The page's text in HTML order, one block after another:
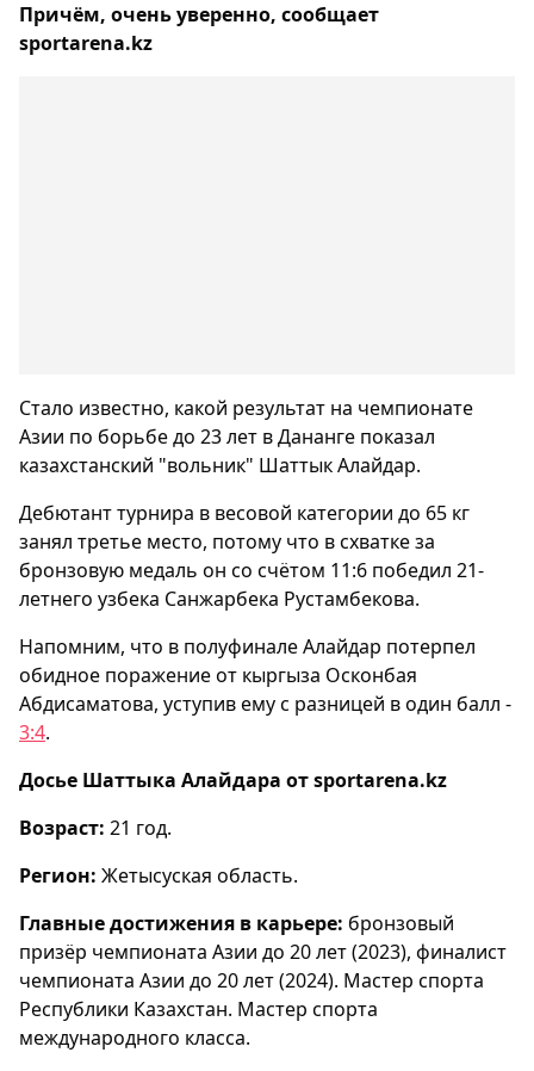
Причём, очень уверенно, сообщает
sportarena.kz
Стало известно, какой результат на чемпионате
Азии по борьбе до 23 лет в Дананге показал
казахстанский "вольник" Шаттык Алайдар.
Дебютант турнира в весовой категории до 65 кг
занял третье место, потому что в схватке за
бронзовую медаль он со счётом 11:6 победил 21-
летнего узбека Санжарбека Рустамбекова.
Напомним, что в полуфинале Алайдар потерпел
обидное поражение от кыргыза Осконбая
Абдисаматова, уступив ему с разницей в один балл -
3:4.
Досье Шаттыка Алайдара от sportarena.kz
Возраст: 21 год.
Регион: Жетысуская область.
Главные достижения в карьере: бронзовый
призёр чемпионата Азии до 20 лет (2023), финалист
чемпионата Азии до 20 лет (2024). Мастер спорта
Республики Казахстан. Мастер спорта
международного класса.